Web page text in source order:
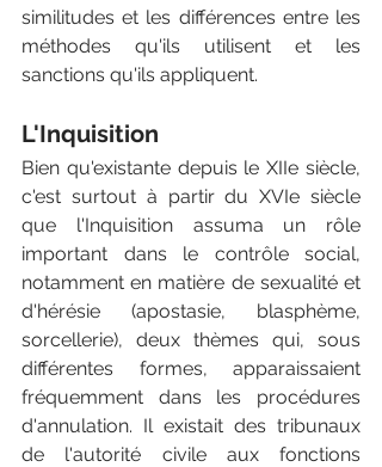
similitudes et les différences entre les
méthodes qu'ils utilisent et les
sanctions qu'ils appliquent.
L'Inquisition
Bien qu'existante depuis le XIIe siècle,
c'est surtout à partir du XVIe siècle
que l'Inquisition assuma un rôle
important dans le contrôle social,
notamment en matière de sexualité et
d'hérésie (apostasie, blasphème,
sorcellerie), deux thèmes qui, sous
différentes formes, apparaissaient
fréquemment dans les procédures
d'annulation. Il existait des tribunaux
de l'autorité civile aux fonctions